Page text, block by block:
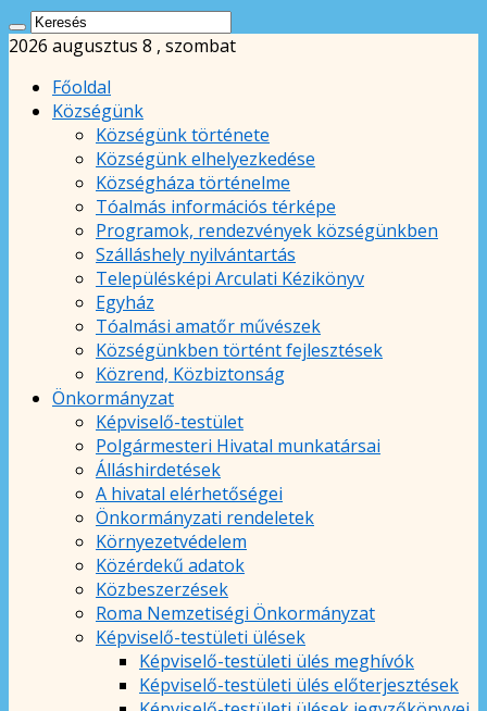
2026 augusztus 8 , szombat
Főoldal
Községünk
Községünk története
Községünk elhelyezkedése
Községháza történelme
Tóalmás információs térképe
Programok, rendezvények községünkben
Szálláshely nyilvántartás
Településképi Arculati Kézikönyv
Egyház
Tóalmási amatőr művészek
Községünkben történt fejlesztések
Közrend, Közbiztonság
Önkormányzat
Képviselő-testület
Polgármesteri Hivatal munkatársai
Álláshirdetések
A hivatal elérhetőségei
Önkormányzati rendeletek
Környezetvédelem
Közérdekű adatok
Közbeszerzések
Roma Nemzetiségi Önkormányzat
Képviselő-testületi ülések
Képviselő-testületi ülés meghívók
Képviselő-testületi ülés előterjesztések